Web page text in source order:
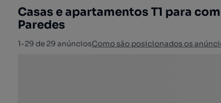
Casas e apartamentos T1 para
Paredes
1-29 de 29 anúnciosComo são posicionados os